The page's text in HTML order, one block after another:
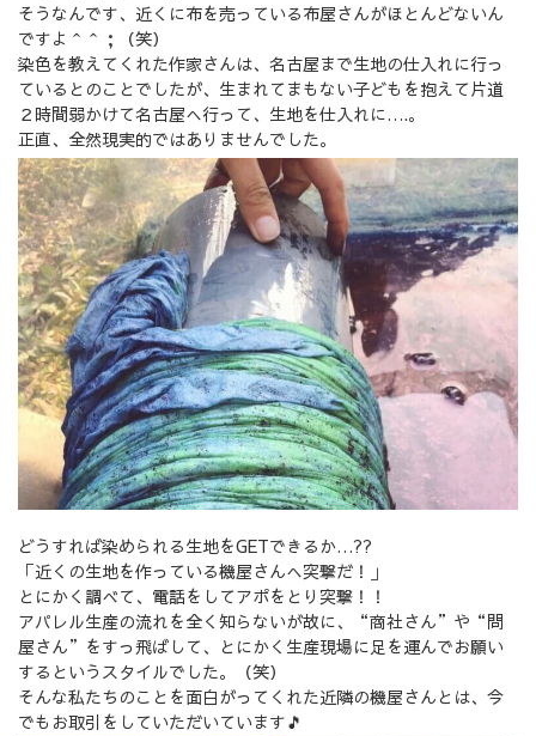
そうなんです、近くに布を売っている布屋さんがほとんどないん
ですよ＾＾；（笑）
染色を教えてくれた作家さんは、名古屋まで生地の仕入れに行っ
ているとのことでしたが、生まれてまもない子どもを抱えて片道
２時間弱かけて名古屋へ行って、生地を仕入れに….。
正直、全然現実的ではありませんでした。
どうすれば染められる生地をGETできるか…??
「近くの生地を作っている機屋さんへ突撃だ！」
とにかく調べて、電話をしてアポをとり突撃！！
アパレル生産の流れを全く知らないが故に、“商社さん”や“問
屋さん”をすっ飛ばして、とにかく生産現場に足を運んでお願い
するというスタイルでした。（笑）
そんな私たちのことを面白がってくれた近隣の機屋さんとは、今
でもお取引をしていただいています🎵